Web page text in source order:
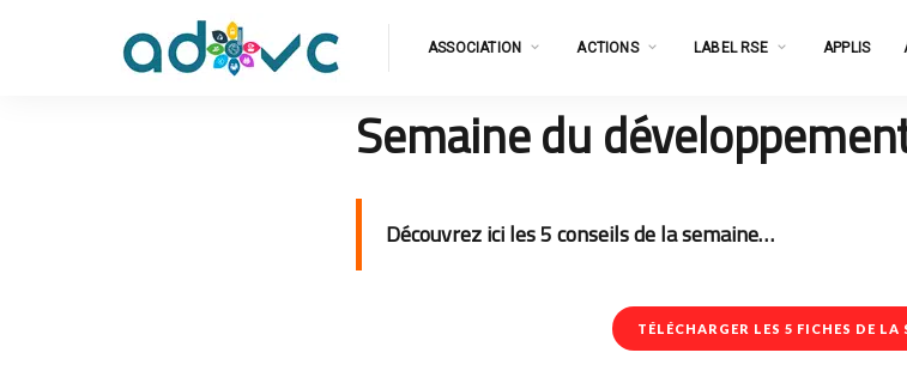
ASSOCIATION ACTIONS LABEL RSE APPLIS
Semaine du
Découvrez ici les 5 conseils de la semaine…
TÉLÉCHARGER LES 5 FICHES DE LA